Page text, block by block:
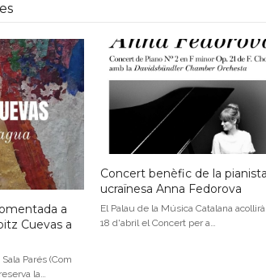
a
Cuevas a
Parés (Com
la…
Concert benèfic de la pianista
ucraïnesa Anna Fedorova
El Palau de la Música Catalana
18 d'abril el Concert per a…